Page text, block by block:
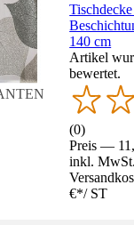
140 cm
Artikel
bewertet.
(0)
Preis —
inkl.
€*/ ST